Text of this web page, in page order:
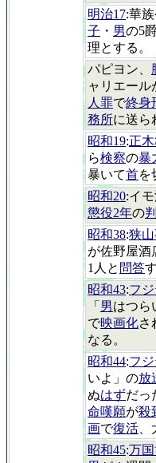
明治17:華
子 ・ 男の5
理とする。
パピヨン、
ャリエール
人罪で終身
務所に送ら
昭和19:正
ら検察の暴
暴いて首を
昭和20:イ
懲役2年の
昭和38:狭
が佐野屋酒
1人と 問答
昭和43:フ
「 男はつら
で映画化さ
なる。
昭和44:フ
いよ」の放
ぬはずだっ
命嘆願が殺
画で復活
昭和45:万